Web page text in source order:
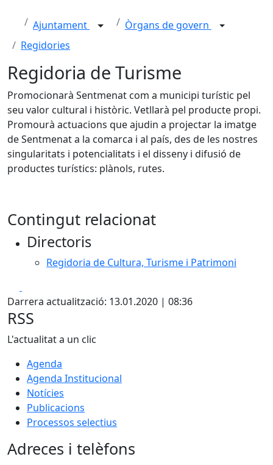
Ajuntament
Òrgans de govern
Regidories
Regidoria de Turisme
Promocionarà Sentmenat com a municipi turístic pel
seu valor cultural i històric. Vetllarà pel producte propi.
Promourà actuacions que ajudin a projectar la imatge
de Sentmenat a la comarca i al país, des de les nostres
singularitats i potencialitats i el disseny i difusió de
productes turístics: plànols, rutes.
Contingut relacionat
Directoris
Regidoria de Cultura, Turisme i Patrimoni
Darrera actualització: 13.01.2020 | 08:36
RSS
L'actualitat a un clic
Agenda
Agenda Institucional
Notícies
Publicacions
Processos selectius
Adreces i telèfons